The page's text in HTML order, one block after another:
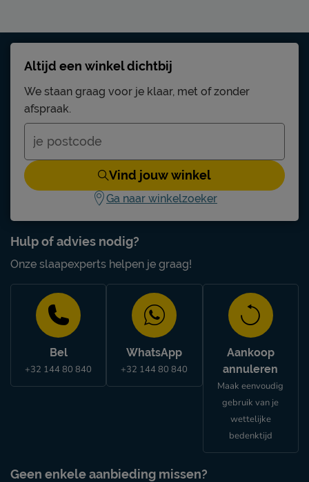
Hulp of advies nodig?
Onze slaapexperts helpen je graag!
Bel
+32 144 80 840
WhatsApp
+32 144 80 840
Aankoop
annuleren
Maak eenvoudig
gebruik van je
wettelijke
bedenktijd
Geen enkele aanbieding missen?
Altijd een winkel dichtbij
We staan graag voor je klaar, met of zonder
afspraak.
Vind jouw winkel
Ga naar winkelzoeker